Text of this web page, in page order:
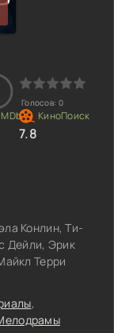
Голосов: 0
7.8
Конлин, Ти-
Дейли, Эрик
Терри
,